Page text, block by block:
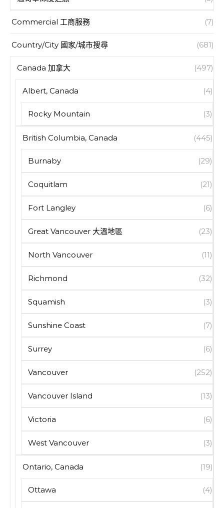
Commercial 工商服務 (7)
Country/City 國家/城市搜尋 (681)
Canada 加拿大 (497)
Albert, Canada (4)
Rocky Mountain (3)
British Columbia, Canada (445)
Burnaby (29)
Coquitlam (21)
Fort Langley (6)
Great Vancouver 大溫地區 (23)
North Vancouver (11)
Richmond (32)
Squamish (3)
Sunshine Coast (7)
Surrey (6)
Vancouver (252)
Vancouver Island (13)
Victoria (6)
West Vancouver (3)
Ontario, Canada (19)
Ottawa (4)